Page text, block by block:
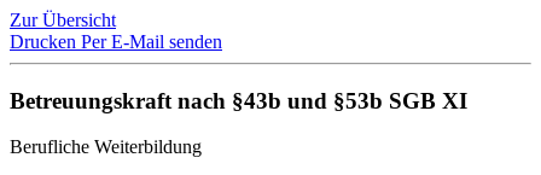
Zur Übersicht
Drucken Per E-Mail senden
Betreuungskraft nach §43b und §53b SGB XI
Berufliche Weiterbildung